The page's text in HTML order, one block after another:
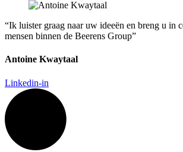
“Ik luister graag naar uw ideeën en breng u in
mensen binnen de Beerens Group”
Antoine Kwaytaal
Linkedin-in